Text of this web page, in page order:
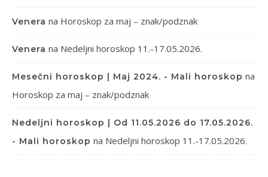
Venera na Horoskop za maj – znak/podznak
Venera na Nedeljni horoskop 11.-17.05.2026.
Mesečni horoskop | Maj 2024. - Mali horoskop na
Horoskop za maj – znak/podznak
Nedeljni horoskop | Od 11.05.2026 do 17.05.2026.
- Mali horoskop na Nedeljni horoskop 11.-17.05.2026.